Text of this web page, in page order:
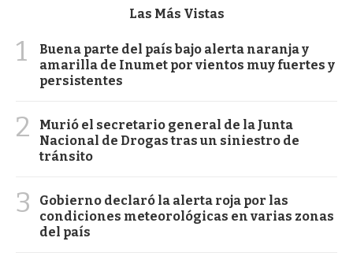
Las Más Vistas
1
Buena parte del país bajo alerta naranja y
amarilla de Inumet por vientos muy fuertes y
persistentes
2
Murió el secretario general de la Junta
Nacional de Drogas tras un siniestro de
tránsito
3
Gobierno declaró la alerta roja por las
condiciones meteorológicas en varias zonas
del país